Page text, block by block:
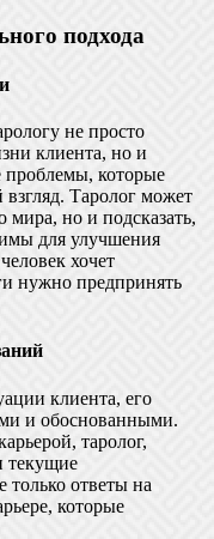
подхода
не просто
клиента, но и
проблемы, которые
Таролог может
мира, но и подсказать,
для улучшения
хочет
нужно предпринять
клиента, его
и обоснованными.
таролог,
текущие
только ответы на
которые